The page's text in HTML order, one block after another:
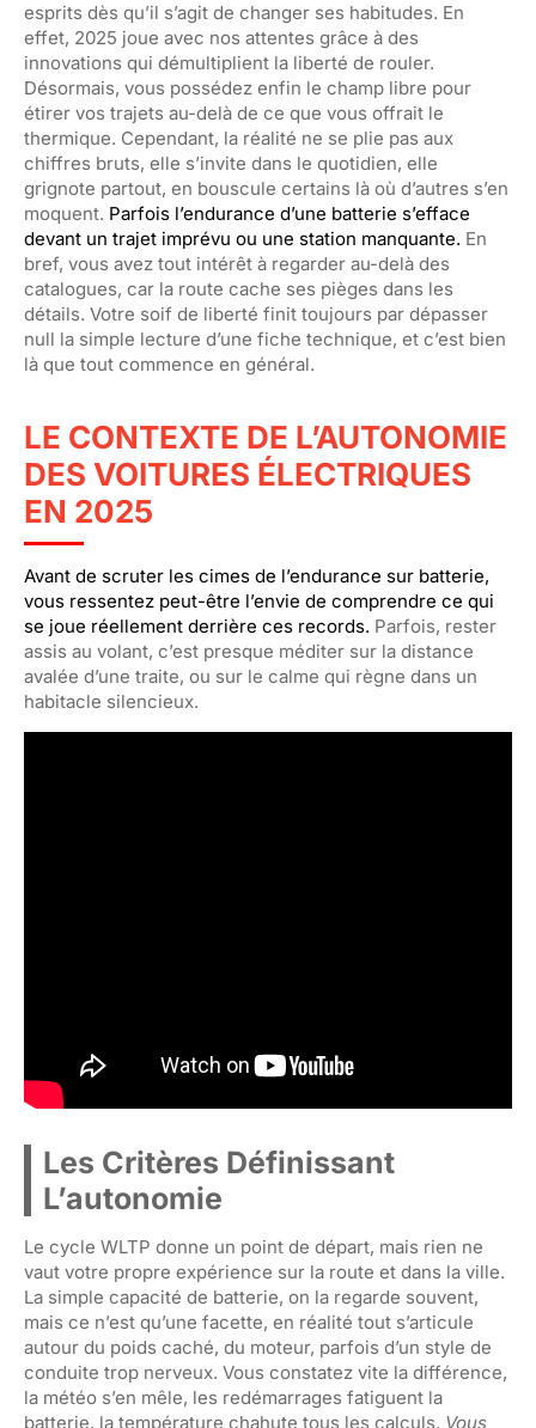
esprits dès qu’il s’agit de changer ses habitudes. En
effet, 2025 joue avec nos attentes grâce à des
innovations qui démultiplient la liberté de rouler.
Désormais, vous possédez enfin le champ libre pour
étirer vos trajets au-delà de ce que vous offrait le
thermique. Cependant, la réalité ne se plie pas aux
chiffres bruts, elle s’invite dans le quotidien, elle
grignote partout, en bouscule certains là où d’autres s’en
moquent. Parfois l’endurance d’une batterie s’efface
devant un trajet imprévu ou une station manquante. En
bref, vous avez tout intérêt à regarder au-delà des
catalogues, car la route cache ses pièges dans les
détails. Votre soif de liberté finit toujours par dépasser
null la simple lecture d’une fiche technique, et c’est bien
là que tout commence en général.
LE CONTEXTE DE L’AUTONOMIE
DES VOITURES ÉLECTRIQUES
EN 2025
Avant de scruter les cimes de l’endurance sur batterie,
vous ressentez peut-être l’envie de comprendre ce qui
se joue réellement derrière ces records. Parfois, rester
assis au volant, c’est presque méditer sur la distance
avalée d’une traite, ou sur le calme qui règne dans un
habitacle silencieux.
Les Critères Définissant
L’autonomie
Le cycle WLTP donne un point de départ, mais rien ne
vaut votre propre expérience sur la route et dans la ville.
La simple capacité de batterie, on la regarde souvent,
mais ce n’est qu’une facette, en réalité tout s’articule
autour du poids caché, du moteur, parfois d’un style de
conduite trop nerveux. Vous constatez vite la différence,
la météo s’en mêle, les redémarrages fatiguent la
batterie, la température chahute tous les calculs. Vous